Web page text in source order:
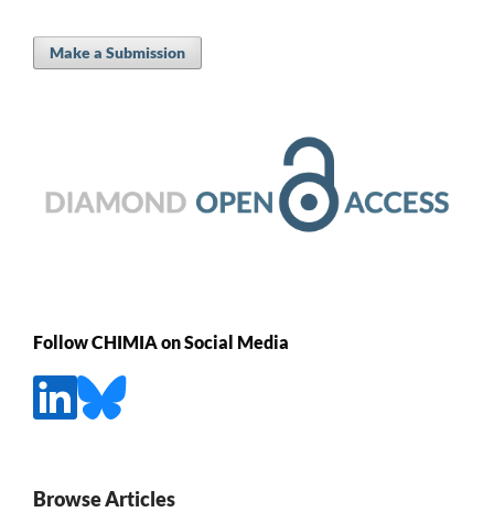
Make a Submission
Follow CHIMIA on Social Media
Browse Articles